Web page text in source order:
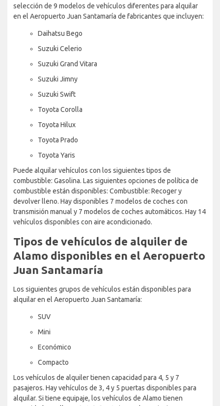
selección de 9 modelos de vehículos diferentes para alquilar
en el Aeropuerto Juan Santamaría de fabricantes que incluyen:
Daihatsu Bego
Suzuki Celerio
Suzuki Grand Vitara
Suzuki Jimny
Suzuki Swift
Toyota Corolla
Toyota Hilux
Toyota Prado
Toyota Yaris
Puede alquilar vehículos con los siguientes tipos de
combustible: Gasolina. Las siguientes opciones de política de
combustible están disponibles: Combustible: Recoger y
devolver lleno. Hay disponibles 7 modelos de coches con
transmisión manual y 7 modelos de coches automáticos. Hay 14
vehículos disponibles con aire acondicionado.
Tipos de vehículos de alquiler de
Alamo disponibles en el Aeropuerto
Juan Santamaría
Los siguientes grupos de vehículos están disponibles para
alquilar en el Aeropuerto Juan Santamaría:
SUV
Mini
Económico
Compacto
Los vehículos de alquiler tienen capacidad para 4, 5 y 7
pasajeros. Hay vehículos de 3, 4 y 5 puertas disponibles para
alquilar. Si tiene equipaje, los vehículos de Alamo tienen